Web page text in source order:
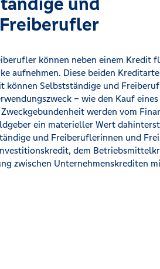
können neben einem Kredit
aufnehmen. Diese beiden
können Selbstständige und
– wie den Kauf
werden vom
ein materieller Wert
und Freiberuflerinnen und
dem
zwischen Unternehmenskrediten